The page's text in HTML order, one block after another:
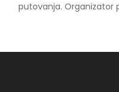
putovanja. Organizator